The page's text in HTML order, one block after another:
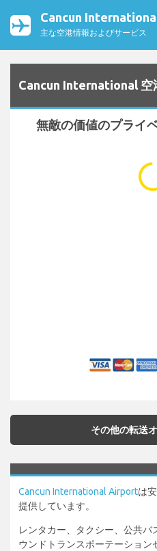
Cancun
主な空港情報およびサービス
Cancun International 空
無敵の価値のプライ
その他の転送
Cancun International Airportは
提供しています。
レンタカー、タクシー、公共
ウンドトランスポーテーション